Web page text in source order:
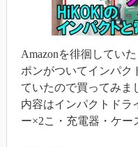
Amazonを徘徊してい
ポンがついてインパク
ていたので買ってみま
内容はインパクトドラ
ー×2こ・充電器・ケー